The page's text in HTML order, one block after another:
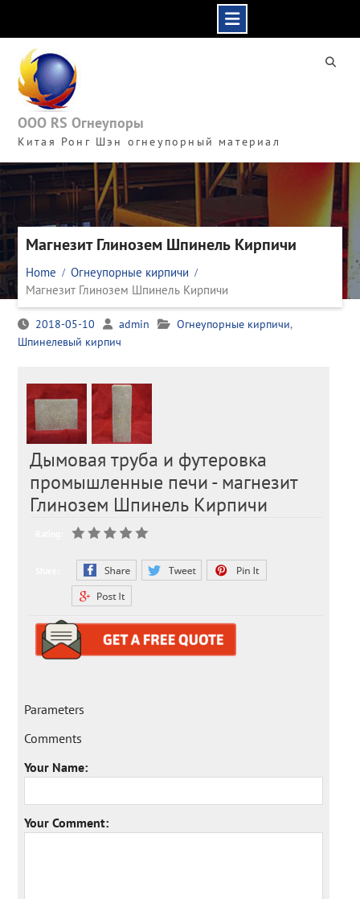
content
ООО RS Огнеупоры
Китая Ронг Шэн огнеупорный материал
Магнезит Глинозем Шпинель Кирпичи
Home
Огнеупорные кирпичи
Магнезит Глинозем Шпинель Кирпичи
2018-05-10 admin Огнеупорные кирпичи,
Шпинелевый кирпич
Дымовая труба и футеровка
промышленные печи - магнезит
Глинозем Шпинель Кирпичи
Parameters
Comments
Your Name:
Your Comment: